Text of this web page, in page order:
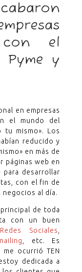
el
y
en empresas
el mundo del
tu mismo». Los
reducido y
en más de
páginas web en
para desarrollar
con el fin de
negocios al día.
de toda
con un buen
Redes Sociales,
, etc. Es
ocurrió TEN
dedicada a